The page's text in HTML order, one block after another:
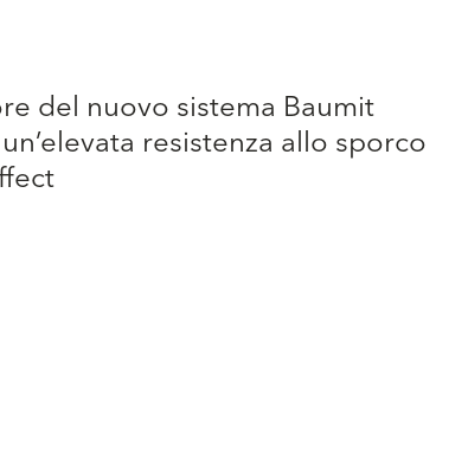
del nuovo sistema Baumit
resistenza allo sporco